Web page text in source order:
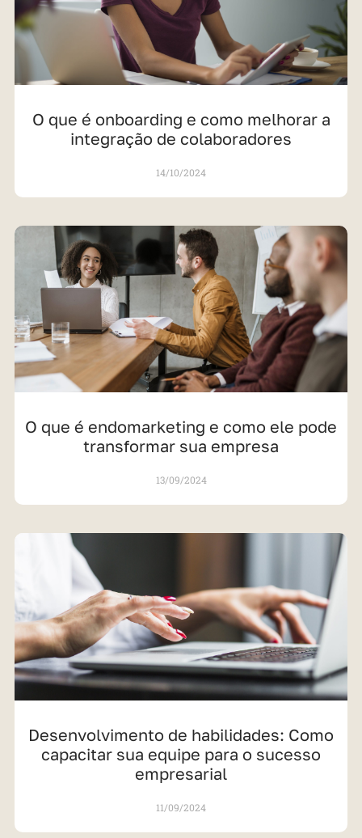
O que é onboarding e como melhorar a
integração de colaboradores
14/10/2024
O que é endomarketing e como ele pode
transformar sua empresa
13/09/2024
Desenvolvimento de habilidades: Como
capacitar sua equipe para o sucesso
empresarial
11/09/2024